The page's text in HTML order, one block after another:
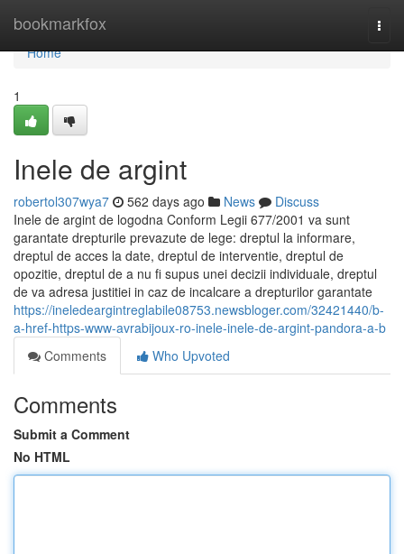
bookmarkfox
Home
Home
1
Inele de argint
robertol307wya7 562 days ago News
Discuss
Inele de argint de logodna Conform Legii 677/2001 va sunt
garantate drepturile prevazute de lege: dreptul la informare,
dreptul de acces la date, dreptul de interventie, dreptul de
opozitie, dreptul de a nu fi supus unei decizii individuale, dreptul
de va adresa justitiei in caz de incalcare a drepturilor garantate
https://ineledeargintreglabile08753.newsbloger.com/32421440/b-
a-href-https-www-avrabijoux-ro-inele-inele-de-argint-pandora-a-b
Comments
Who Upvoted
Comments
Submit a Comment
No HTML